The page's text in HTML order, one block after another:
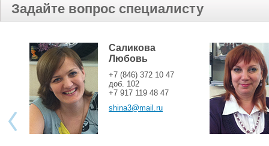
Задайте вопрос специалисту
Саликова
Любовь
+7 (846) 372 10 47
доб. 102
+7 917 119 48 47
shina3@mail.ru